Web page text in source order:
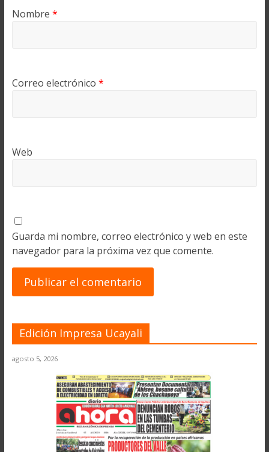
Nombre *
Correo electrónico *
Web
Guarda mi nombre, correo electrónico y web en este
navegador para la próxima vez que comente.
Edición Impresa Ucayali
agosto 5, 2026